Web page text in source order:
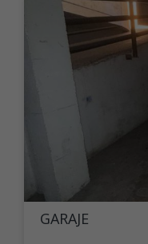
GARAJE